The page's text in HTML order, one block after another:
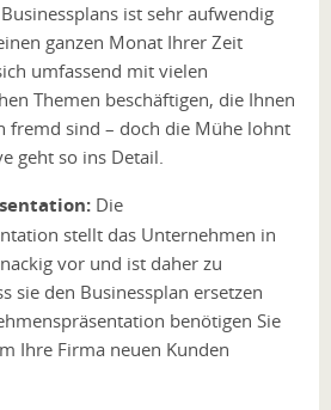
ist sehr aufwendig
ganzen Monat Ihrer Zeit
umfassend mit vielen
Themen beschäftigen, die Ihnen
fremd sind – doch die Mühe lohnt
geht so ins Detail.
Die
stellt das Unternehmen in
vor und ist daher zu
sie den Businessplan ersetzen
benötigen Sie
Ihre Firma neuen Kunden